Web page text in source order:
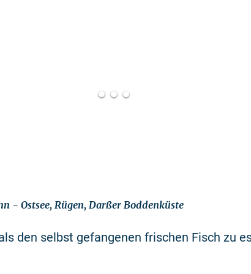
- Ostsee, Rügen, Darßer Boddenküste
den selbst gefangenen frischen Fisch zu